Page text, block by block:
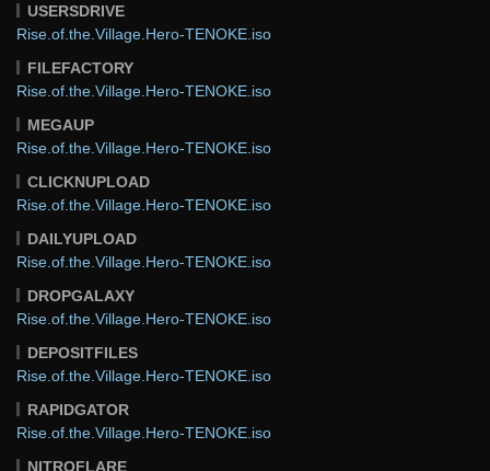
USERSDRIVE
Rise.of.the.Village.Hero-TENOKE.iso
FILEFACTORY
Rise.of.the.Village.Hero-TENOKE.iso
MEGAUP
Rise.of.the.Village.Hero-TENOKE.iso
CLICKNUPLOAD
Rise.of.the.Village.Hero-TENOKE.iso
DAILYUPLOAD
Rise.of.the.Village.Hero-TENOKE.iso
DROPGALAXY
Rise.of.the.Village.Hero-TENOKE.iso
DEPOSITFILES
Rise.of.the.Village.Hero-TENOKE.iso
RAPIDGATOR
Rise.of.the.Village.Hero-TENOKE.iso
NITROFLARE